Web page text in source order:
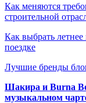
Как меняются
строительной
Как выбрать
поездке
Лучшие бренды
Шакира и Burna
музыкальном